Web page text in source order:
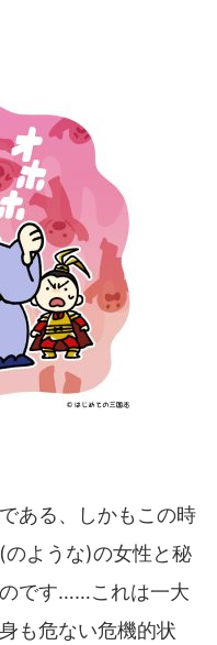
ある、しかもこの時
ような)の女性と秘
です……これは一大
も危ない危機的状